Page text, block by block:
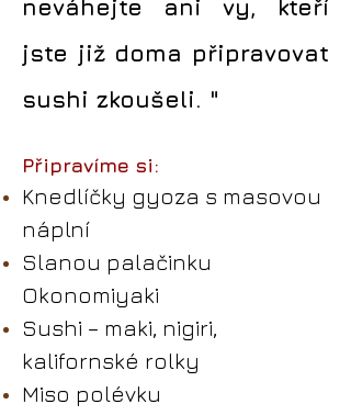
neváhejte ani vy, kteří
jste již doma připravovat
sushi zkoušeli. "
Připravíme si:
Knedlíčky gyoza s masovou
náplní
Slanou palačinku
Okonomiyaki
Sushi – maki, nigiri,
kalifornské rolky
Miso polévku